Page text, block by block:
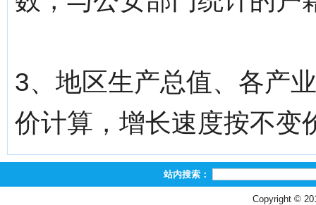
3、地区生产总值、各产
价计算，增长速度按不变
站内搜索：
Copyright ©